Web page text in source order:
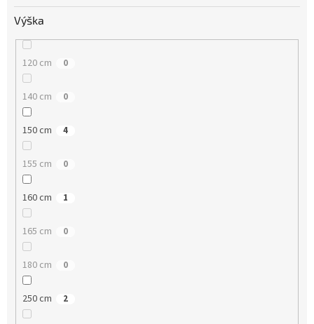
Výška
120 cm 0
140 cm 0
150 cm 4
155 cm 0
160 cm 1
165 cm 0
180 cm 0
250 cm 2